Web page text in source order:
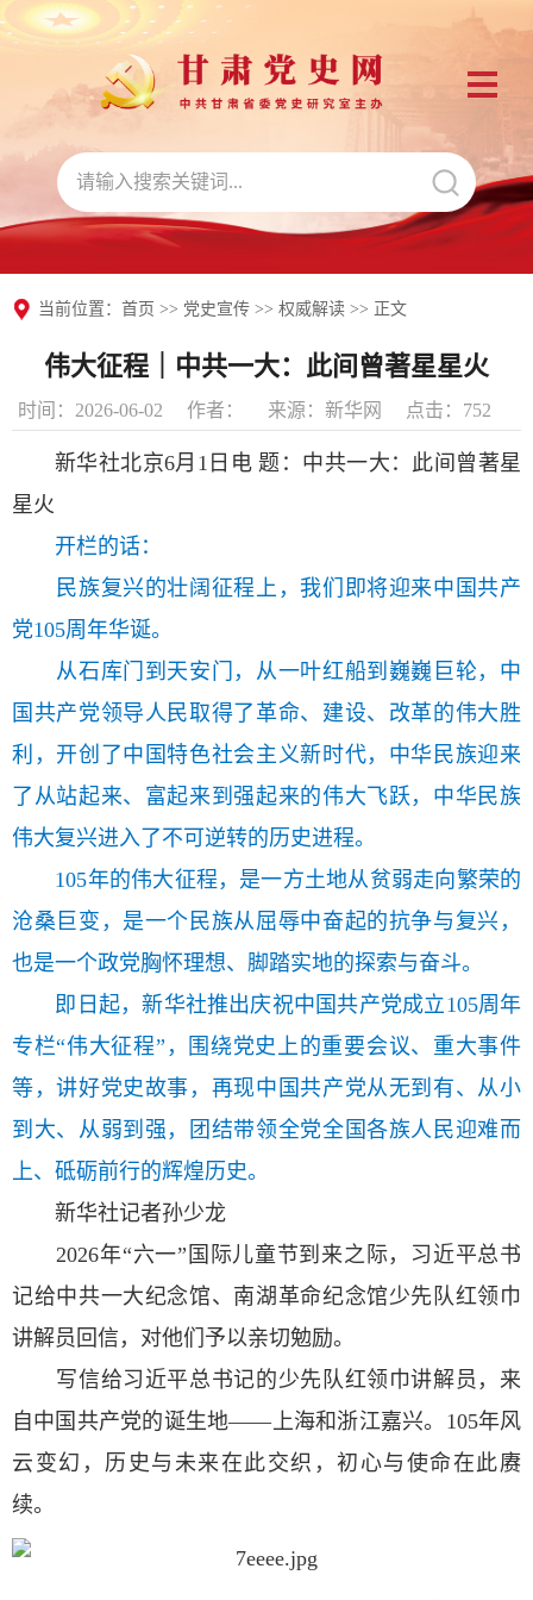
当前位置： 首页 >> 党史宣传 >> 权威解读 >> 正文
伟大征程｜中共一大：此间曾著星星火
时间：2026-06-02 作者： 来源：新华网 点击： 752
新华社北京6月1日电 题：中共一大：此间曾著星
星火
开栏的话：
民族复兴的壮阔征程上，我们即将迎来中国共产
党105周年华诞。
从石库门到天安门，从一叶红船到巍巍巨轮，中
国共产党领导人民取得了革命、建设、改革的伟大胜
利，开创了中国特色社会主义新时代，中华民族迎来
了从站起来、富起来到强起来的伟大飞跃，中华民族
伟大复兴进入了不可逆转的历史进程。
105年的伟大征程，是一方土地从贫弱走向繁荣的
沧桑巨变，是一个民族从屈辱中奋起的抗争与复兴，
也是一个政党胸怀理想、脚踏实地的探索与奋斗。
即日起，新华社推出庆祝中国共产党成立105周年
专栏“伟大征程”，围绕党史上的重要会议、重大事件
等，讲好党史故事，再现中国共产党从无到有、从小
到大、从弱到强，团结带领全党全国各族人民迎难而
上、砥砺前行的辉煌历史。
新华社记者孙少龙
2026年“六一”国际儿童节到来之际，习近平总书
记给中共一大纪念馆、南湖革命纪念馆少先队红领巾
讲解员回信，对他们予以亲切勉励。
写信给习近平总书记的少先队红领巾讲解员，来
自中国共产党的诞生地——上海和浙江嘉兴。105年风
云变幻，历史与未来在此交织，初心与使命在此赓
续。